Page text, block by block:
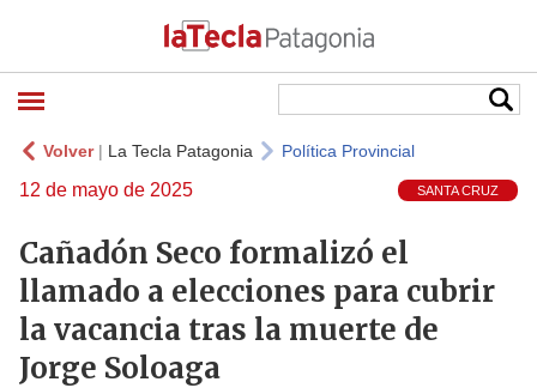
Volver| La Tecla Patagonia Política Provincial
12 de mayo de 2025 SANTA CRUZ
Cañadón Seco formalizó el
llamado a elecciones para cubrir
la vacancia tras la muerte de
Jorge Soloaga